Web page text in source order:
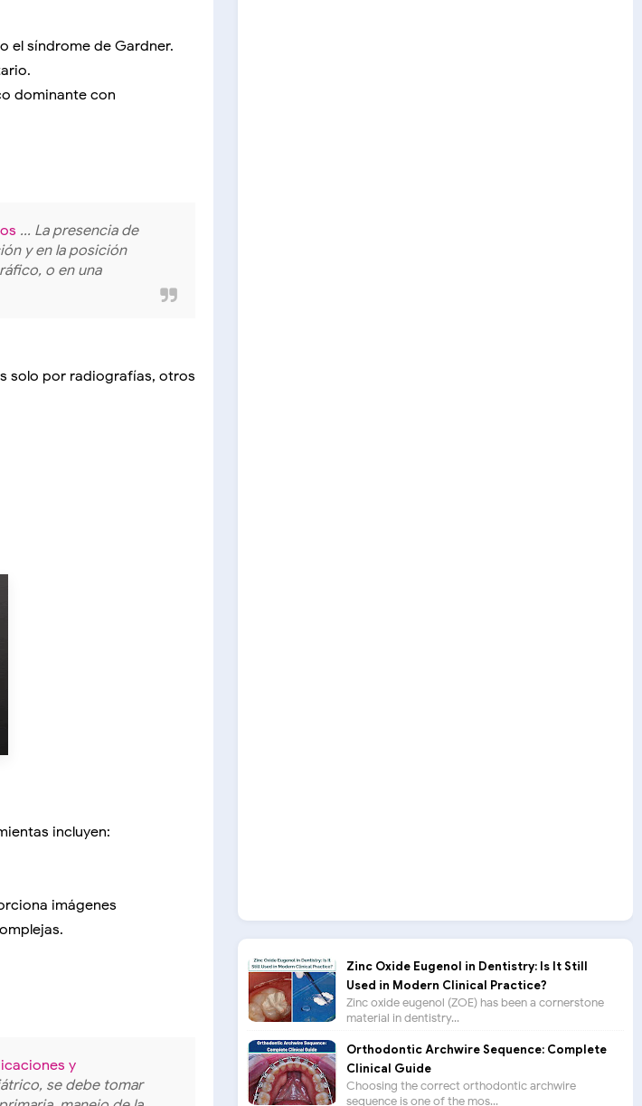
el síndrome de Gardner.
dominante con
... La presencia de
y en la posición
o en una
solo por radiografías, otros
incluyen:
imágenes
y
se debe tomar
Zinc Oxide Eugenol in Dentistry: Is It Still
Used in Modern Clinical Practice?
Zinc oxide eugenol (ZOE) has been a cornerstone
material in dentistry...
Orthodontic Archwire Sequence: Complete
Clinical Guide
Choosing the correct orthodontic archwire
sequence is one of the mos...